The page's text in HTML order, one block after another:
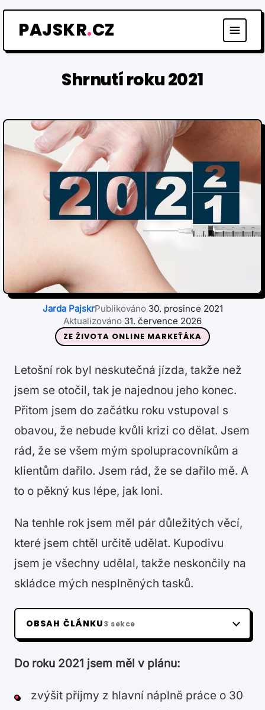
obsahPAJSKR.CZ
Shrnutí roku 2021
Jarda PajskrPublikováno 30. prosince 2021
Aktualizováno 31. července 2026
ZE ŽIVOTA ONLINE MARKEŤÁKA
Letošní rok byl neskutečná jízda, takže než
jsem se otočil, tak je najednou jeho konec.
Přitom jsem do začátku roku vstupoval s
obavou, že nebude kvůli krizi co dělat. Jsem
rád, že se všem mým spolupracovníkům a
klientům dařilo. Jsem rád, že se dařilo mě. A
to o pěkný kus lépe, jak loni.
Na tenhle rok jsem měl pár důležitých věcí,
které jsem chtěl určitě udělat. Kupodivu
jsem je všechny udělal, takže neskončily na
skládce mých nesplněných tasků.
OBSAH ČLÁNKU3 sekce
Do roku 2021 jsem měl v plánu:
zvýšit příjmy z hlavní náplně práce o 30